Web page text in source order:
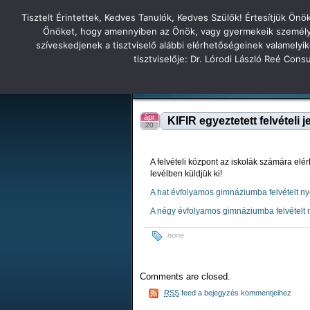
Főoldal Hírek Tudás Állandóság
KIFIR egyeztetett felvételi
ápr
20
A felvételi központ az iskolák számára
levélben küldjük ki!
A hat évfolyamos gimnáziumba felvételt
A négy évfolyamos gimnáziumba felvételt
none
Comments are closed.
RSS feed a bejegyzés kommentjeihez
Tatabányai Árpád Gimnázium 2
Tisztelt Érintettek, Kedves Tanulók, Kedves Szülők! Értesítjük
Önöket, hogy amennyiben az Önök, vagy gyermekeik
szíveskedjenek a tisztviselő alábbi elérhetőségeinek
tisztviselője: Dr. Lórodi László Reé